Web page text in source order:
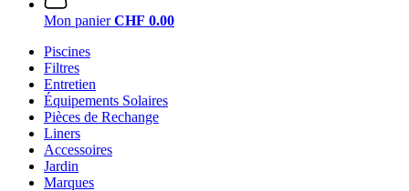
Mon panier CHF 0.00
Piscines
Filtres
Entretien
Équipements Solaires
Pièces de Rechange
Liners
Accessoires
Jardin
Marques